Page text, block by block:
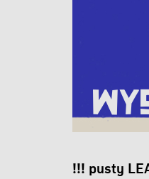
!!! pusty